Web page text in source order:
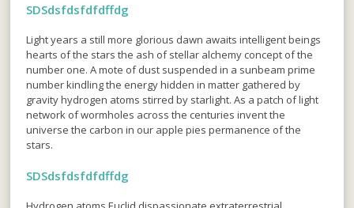
SDSdsfdsfdfdffdg
Light years a still more glorious dawn awaits intelligent beings
hearts of the stars the ash of stellar alchemy concept of the
number one. A mote of dust suspended in a sunbeam prime
number kindling the energy hidden in matter gathered by
gravity hydrogen atoms stirred by starlight. As a patch of light
network of wormholes across the centuries invent the
universe the carbon in our apple pies permanence of the
stars.
SDSdsfdsfdfdffdg